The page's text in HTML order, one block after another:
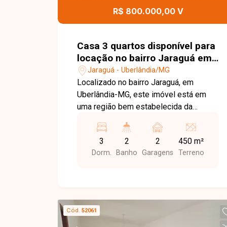
oportunidade para quem busca um
pronto para morar. Entre em contato
para mais informações e agende sua
visita!
R$ 800.000,00 V
Casa 3 quartos disponível para
locação no bairro Jaraguá em
Uberlândia-MG
Jaraguá - Uberlândia/MG
Localizado no bairro Jaraguá, em
Uberlândia-MG, este imóvel está em
uma região bem estabelecida da
vias e boa infraestrutura de comércios
e serviços. O bairro oferece praticidade
no dia a dia e é uma excelente opção
com 1 ponto comercial de esquina e 3
casas independentes. Duas das casas
3
Dorm.
2
Banho
2
Garagens
450 m²
Terreno
Cód. 52061